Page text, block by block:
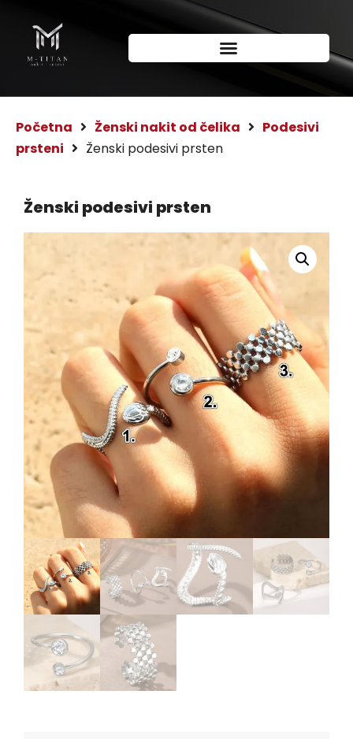
Početna Ženski nakit od čelika
Podesivi
prsteni
Ženski podesivi prsten
Ženski podesivi prsten